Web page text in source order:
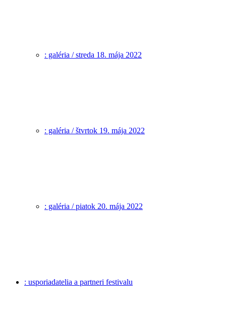
: galéria / streda 18. mája 2022
: galéria / štvrtok 19. mája 2022
: galéria / piatok 20. mája 2022
: usporiadatelia a partneri festivalu